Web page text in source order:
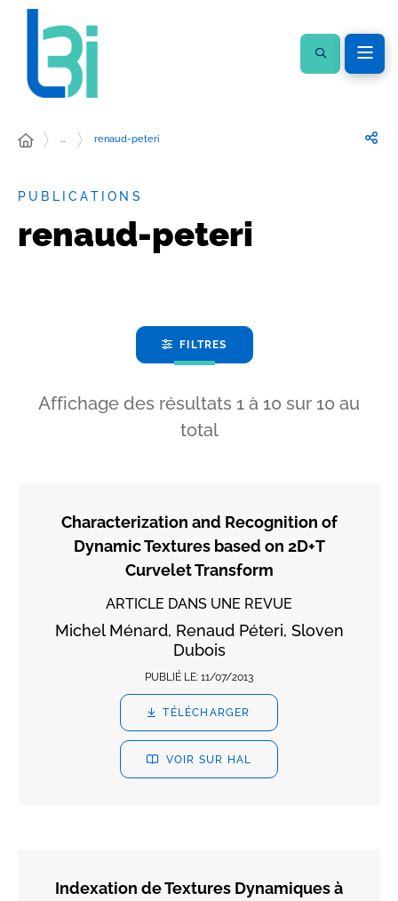
… renaud-peteri
PUBLICATIONS
renaud-peteri
FILTRES
Affichage des résultats 1 à 10 sur 10 au
total
Characterization and Recognition of
Dynamic Textures based on 2D+T
Curvelet Transform
ARTICLE DANS UNE REVUE
Michel Ménard, Renaud Péteri, Sloven
Dubois
PUBLIÉ LE: 11/07/2013
TÉLÉCHARGER
VOIR SUR HAL
Indexation de Textures Dynamiques à